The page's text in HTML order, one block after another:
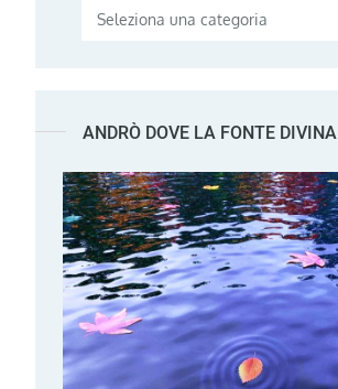
Categorie
ANDRÒ DOVE LA FONTE